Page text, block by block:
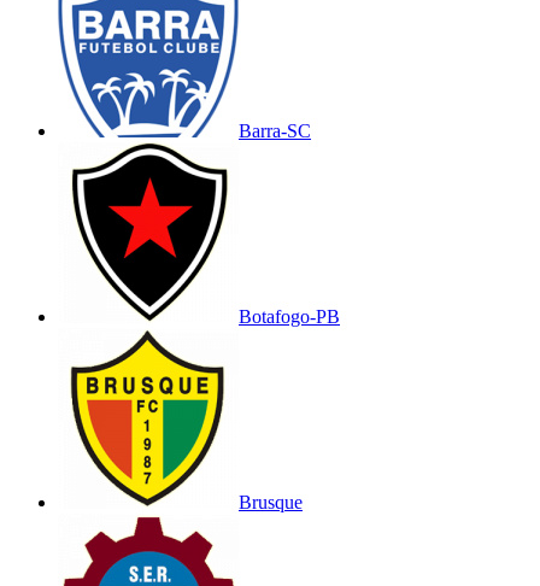
Barra-SC
Botafogo-PB
Brusque